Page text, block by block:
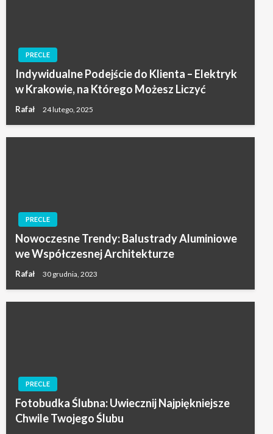
PRECLE
Indywidualne Podejście do Klienta – Elektryk
w Krakowie, na Którego Możesz Liczyć
Rafał 24 lutego, 2025
PRECLE
Nowoczesne Trendy: Balustrady Aluminiowe
we Współczesnej Architekturze
Rafał 30 grudnia, 2023
PRECLE
Fotobudka Ślubna: Uwiecznij Najpiękniejsze
Chwile Twojego Ślubu